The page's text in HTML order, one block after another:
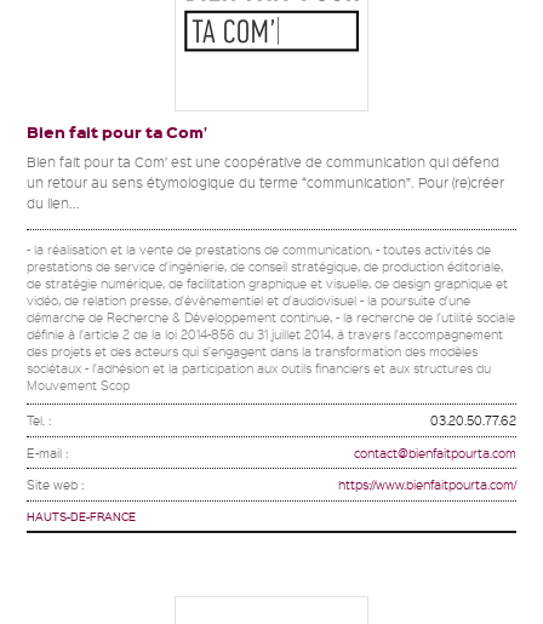
Bien fait pour ta Com’
Bien fait pour ta Com’ est une coopérative de communication qui défend
un retour au sens étymologique du terme “communication”. Pour (re)créer
du lien...
- la réalisation et la vente de prestations de communication, - toutes activités de
prestations de service d'ingénierie, de conseil stratégique, de production éditoriale,
de stratégie numérique, de facilitation graphique et visuelle, de design graphique et
vidéo, de relation presse, d'évènementiel et d'audiovisuel - la poursuite d'une
démarche de Recherche & Développement continue, - la recherche de l'utilité sociale
définie à l'article 2 de la loi 2014-856 du 31 juillet 2014, à travers l'accompagnement
des projets et des acteurs qui s'engagent dans la transformation des modèles
sociétaux - l'adhésion et la participation aux outils financiers et aux structures du
Mouvement Scop
Tel. : 03.20.50.77.62
E-mail : contact@bienfaitpourta.com
Site web : https://www.bienfaitpourta.com/
HAUTS-DE-FRANCE